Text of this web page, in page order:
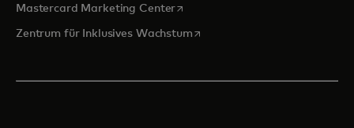
Mastercard Marketing Centerwird in einer neuen
Zentrum für Inklusives Wachstumwird in einer neuen